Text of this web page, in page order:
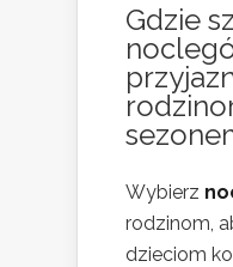
Gdzie
Wybierz
rodzinom,
dzieciom